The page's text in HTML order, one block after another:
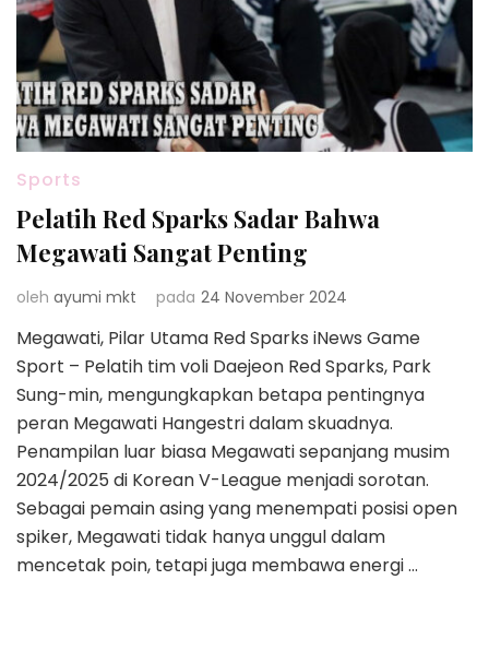
Sports
Pelatih Red Sparks Sadar Bahwa
Megawati Sangat Penting
oleh ayumi mkt pada 24 November 2024
Megawati, Pilar Utama Red Sparks iNews Game
Sport – Pelatih tim voli Daejeon Red Sparks, Park
Sung-min, mengungkapkan betapa pentingnya
peran Megawati Hangestri dalam skuadnya.
Penampilan luar biasa Megawati sepanjang musim
2024/2025 di Korean V-League menjadi sorotan.
Sebagai pemain asing yang menempati posisi open
spiker, Megawati tidak hanya unggul dalam
mencetak poin, tetapi juga membawa energi …